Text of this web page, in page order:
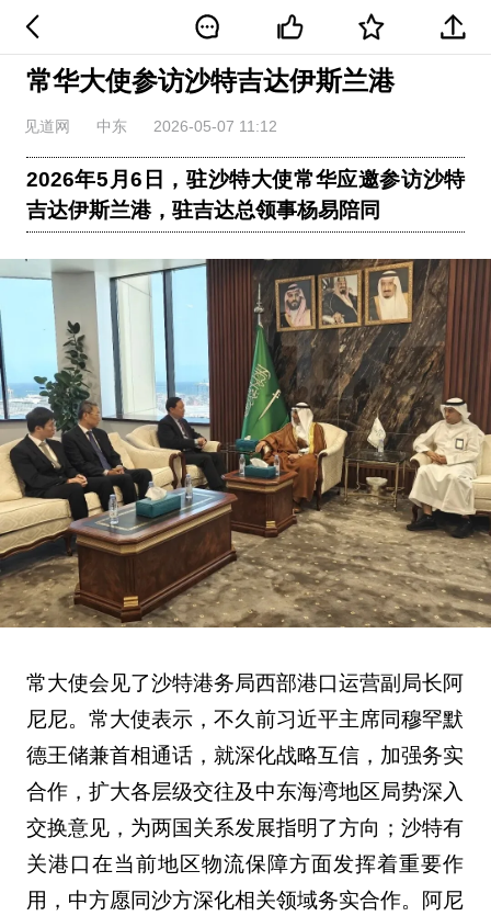
常华大使参访沙特吉达伊斯兰港
见道网 中东 2026-05-07 11:12
2026年5月6日，驻沙特大使常华应邀参访沙特
吉达伊斯兰港，驻吉达总领事杨易陪同
常大使会见了沙特港务局西部港口运营副局长阿
尼尼。常大使表示，不久前习近平主席同穆罕默
德王储兼首相通话，就深化战略互信，加强务实
合作，扩大各层级交往及中东海湾地区局势深入
交换意见，为两国关系发展指明了方向；沙特有
关港口在当前地区物流保障方面发挥着重要作
用，中方愿同沙方深化相关领域务实合作。阿尼